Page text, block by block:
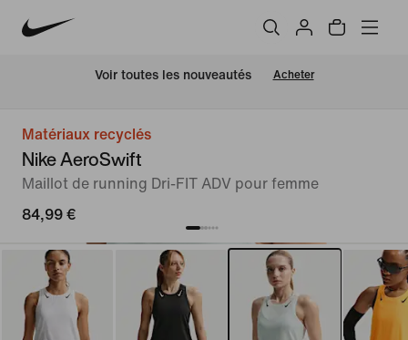
Voir toutes les nouveautés Acheter
Matériaux recyclés
Nike AeroSwift
Maillot de running Dri-FIT ADV pour femme
84,99 €